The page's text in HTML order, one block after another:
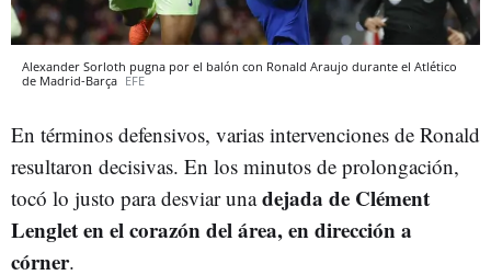
Alexander Sorloth pugna por el balón con Ronald Araujo durante el Atlético
de Madrid-Barça EFE
En términos defensivos, varias intervenciones de Ronald
resultaron decisivas. En los minutos de prolongación,
tocó lo justo para desviar unadejada de Clément
Lenglet en el corazón del área, en dirección a
córner.